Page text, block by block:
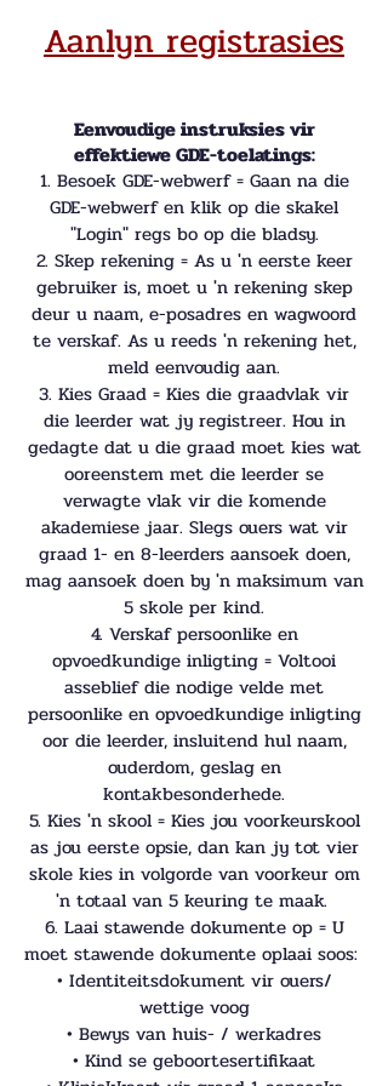
Aanlyn registrasies
Eenvoudige instruksies vir
effektiewe GDE-toelatings:
1. Besoek GDE-webwerf = Gaan na die
GDE-webwerf en klik op die skakel
"Login" regs bo op die bladsy.
2. Skep rekening = As u 'n eerste keer
gebruiker is, moet u 'n rekening skep
deur u naam, e-posadres en wagwoord
te verskaf. As u reeds 'n rekening het,
meld eenvoudig aan.
3. Kies Graad = Kies die graadvlak vir
die leerder wat jy registreer. Hou in
gedagte dat u die graad moet kies wat
ooreenstem met die leerder se
verwagte vlak vir die komende
akademiese jaar. Slegs ouers wat vir
graad 1- en 8-leerders aansoek doen,
mag aansoek doen by 'n maksimum van
5 skole per kind.
4. Verskaf persoonlike en
opvoedkundige inligting = Voltooi
asseblief die nodige velde met
persoonlike en opvoedkundige inligting
oor die leerder, insluitend hul naam,
ouderdom, geslag en
kontakbesonderhede.
5. Kies 'n skool = Kies jou voorkeurskool
as jou eerste opsie, dan kan jy tot vier
skole kies in volgorde van voorkeur om
'n totaal van 5 keuring te maak.
6. Laai stawende dokumente op = U
moet stawende dokumente oplaai soos:
• Identiteitsdokument vir ouers/
wettige voog
• Bewys van huis- / werkadres
• Kind se geboortesertifikaat